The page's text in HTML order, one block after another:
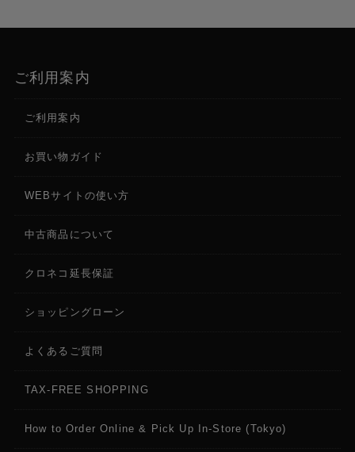
ご利用案内
ご利用案内
お買い物ガイド
WEBサイトの使い方
中古商品について
クロネコ延長保証
ショッピングローン
よくあるご質問
TAX-FREE SHOPPING
How to Order Online & Pick Up In-Store (Tokyo)